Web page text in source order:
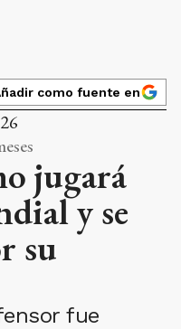
como fuente en
jugará
y se
su
fue